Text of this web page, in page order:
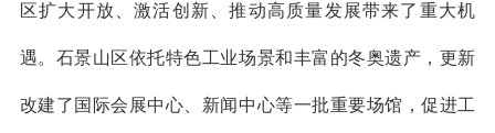
区扩大开放、激活创新、推动高质量发展带来了重大机
遇。石景山区依托特色工业场景和丰富的冬奥遗产，更新
改建了国际会展中心、新闻中心等一批重要场馆，促进工